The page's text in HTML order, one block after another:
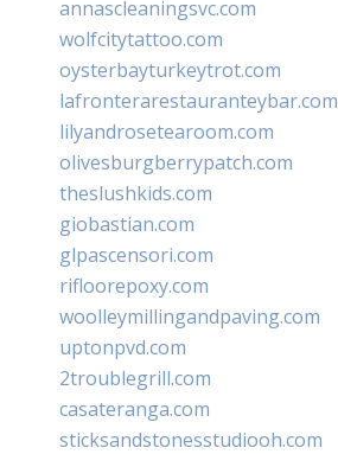
annascleaningsvc.com
wolfcitytattoo.com
oysterbayturkeytrot.com
lafronterarestauranteybar.com
lilyandrosetearoom.com
olivesburgberrypatch.com
theslushkids.com
giobastian.com
glpascensori.com
rifloorepoxy.com
woolleymillingandpaving.com
uptonpvd.com
2troublegrill.com
casateranga.com
sticksandstonesstudiooh.com